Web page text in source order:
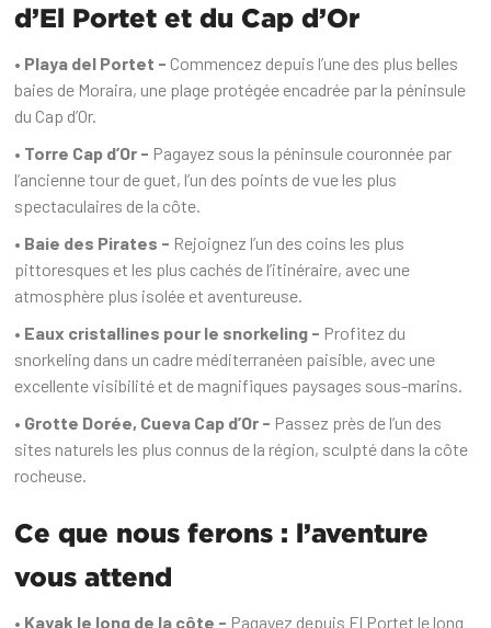
d’El Portet et du Cap d’Or
• Playa del Portet - Commencez depuis l’une des plus belles
baies de Moraira, une plage protégée encadrée par la péninsule
du Cap d’Or.
• Torre Cap d’Or - Pagayez sous la péninsule couronnée par
l’ancienne tour de guet, l’un des points de vue les plus
spectaculaires de la côte.
• Baie des Pirates - Rejoignez l’un des coins les plus
pittoresques et les plus cachés de l’itinéraire, avec une
atmosphère plus isolée et aventureuse.
• Eaux cristallines pour le snorkeling - Profitez du
snorkeling dans un cadre méditerranéen paisible, avec une
excellente visibilité et de magnifiques paysages sous-marins.
• Grotte Dorée, Cueva Cap d’Or - Passez près de l’un des
sites naturels les plus connus de la région, sculpté dans la côte
rocheuse.
Ce que nous ferons : l’aventure
vous attend
• Kayak le long de la côte - Pagayez depuis El Portet le long